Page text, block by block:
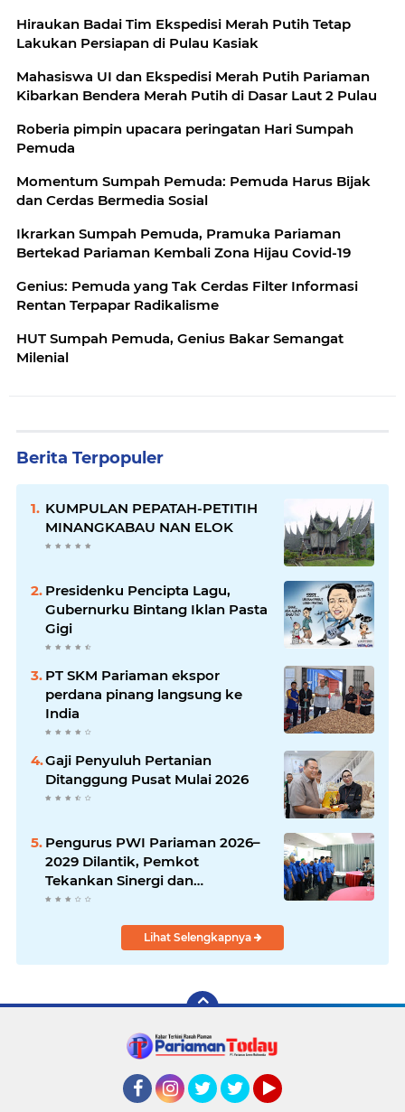
Hiraukan Badai Tim Ekspedisi Merah Putih Tetap
Lakukan Persiapan di Pulau Kasiak
Mahasiswa UI dan Ekspedisi Merah Putih Pariaman
Kibarkan Bendera Merah Putih di Dasar Laut 2 Pulau
Roberia pimpin upacara peringatan Hari Sumpah
Pemuda
Momentum Sumpah Pemuda: Pemuda Harus Bijak
dan Cerdas Bermedia Sosial
Ikrarkan Sumpah Pemuda, Pramuka Pariaman
Bertekad Pariaman Kembali Zona Hijau Covid-19
Genius: Pemuda yang Tak Cerdas Filter Informasi
Rentan Terpapar Radikalisme
HUT Sumpah Pemuda, Genius Bakar Semangat
Milenial
Berita Terpopuler
KUMPULAN PEPATAH-PETITIH
MINANGKABAU NAN ELOK
Presidenku Pencipta Lagu,
Gubernurku Bintang Iklan Pasta
Gigi
PT SKM Pariaman ekspor
perdana pinang langsung ke
India
Gaji Penyuluh Pertanian
Ditanggung Pusat Mulai 2026
Pengurus PWI Pariaman 2026–
2029 Dilantik, Pemkot
Tekankan Sinergi dan
Profesionalisme Pers
Lihat Selengkapnya